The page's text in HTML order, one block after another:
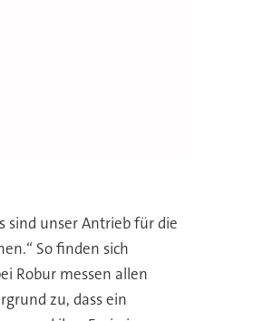
sind unser Antrieb für die
So finden sich
Robur messen allen
zu, dass ein